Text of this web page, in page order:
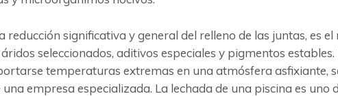
reducción significativa y general del relleno de las juntas,
seleccionados, aditivos especiales y pigmentos
temperaturas extremas en una atmósfera asfixiante,
una empresa especializada. La lechada de una piscina es